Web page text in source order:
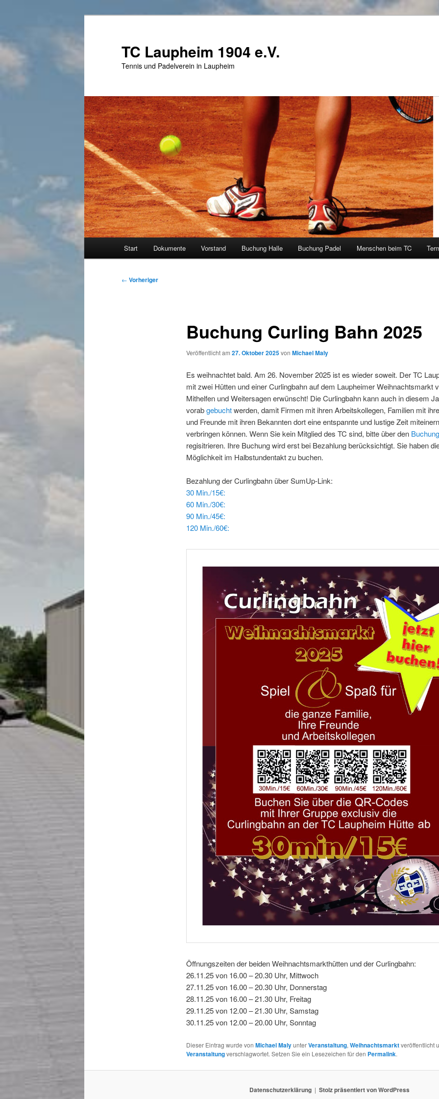
Inhalt
springen
TC Laupheim 1904 e.V.
Tennis und Padelverein in Laupheim
Start Dokumente Vorstand Buchung Halle Buchung Padel Menschen beim TC
Beitragsnavigation
← Vorheriger
Buchung Curling Bahn 2025
Veröffentlicht am 27. Oktober 2025von Michael Maly
Es weihnachtet bald. Am 26. November 2025 ist es wieder soweit. Der TC
mit zwei Hütten und einer Curlingbahn auf dem Laupheimer Weihnachtsmarkt
Mithelfen und Weitersagen erwünscht! Die Curlingbahn kann auch in diesem
vorabgebuchtwerden, damit Firmen mit ihren Arbeitskollegen, Familien mit
und Freunde mit ihren Bekannten dort eine entspannte und lustige Zeit
verbringen können. Wenn Sie kein Mitglied des TC sind, bitte über den
regisitrieren. Ihre Buchung wird erst bei Bezahlung berücksichtigt. Sie haben
Möglichkeit im Halbstundentakt zu buchen.
Bezahlung der Curlingbahn über SumUp-Link:
30 Min./15€:
60 Min./30€:
90 Min./45€:
120 Min./60€:
Öffnungszeiten der beiden Weihnachtsmarkthütten und der Curlingbahn:
26.11.25 von 16.00 – 20.30 Uhr, Mittwoch
27.11.25 von 16.00 – 20.30 Uhr, Donnerstag
28.11.25 von 16.00 – 21.30 Uhr, Freitag
29.11.25 von 12.00 – 21.30 Uhr, Samstag
30.11.25 von 12.00 – 20.00 Uhr, Sonntag
Dieser Eintrag wurde von Michael MalyunterVeranstaltung, Weihnachtsmarktveröffentlicht
Veranstaltungverschlagwortet. Setzen Sie ein Lesezeichen für den Permalink.
Datenschutzerklärung Stolz präsentiert von WordPress